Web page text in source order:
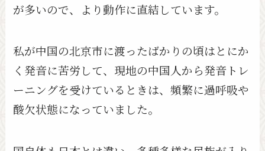
が多いので、より動作に直結しています。
私が中国の北京市に渡ったばかりの頃はとにか
く発音に苦労して、現地の中国人から発音トレ
ーニングを受けているときは、頻繁に過呼吸や
酸欠状態になっていました。